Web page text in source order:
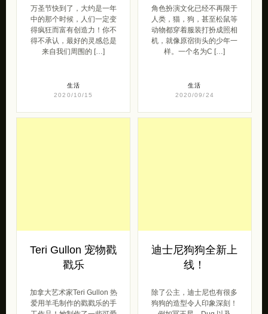
万圣节快到了，大约是一年
中的那个时候，人们一定变
得疯狂而富有创造力！你不
得不承认，最好的灵感总是
来自我们周围的 […]
生活
2020/10/15
角色扮演文化已经不再限于
人类，猫，狗，甚至松鼠等
动物都穿着服装打扮成照相
机，就像原宿街头的少年一
样。一个名为C […]
生活
2020/09/24
Teri Gullon 宠物戳
戳乐
加拿大艺术家Teri Gullon 热
爱用羊毛制作的戳戳乐的手
迪士尼狗狗全新上
线！
除了公主，迪士尼也有很多
狗狗的造型令人印象深刻！